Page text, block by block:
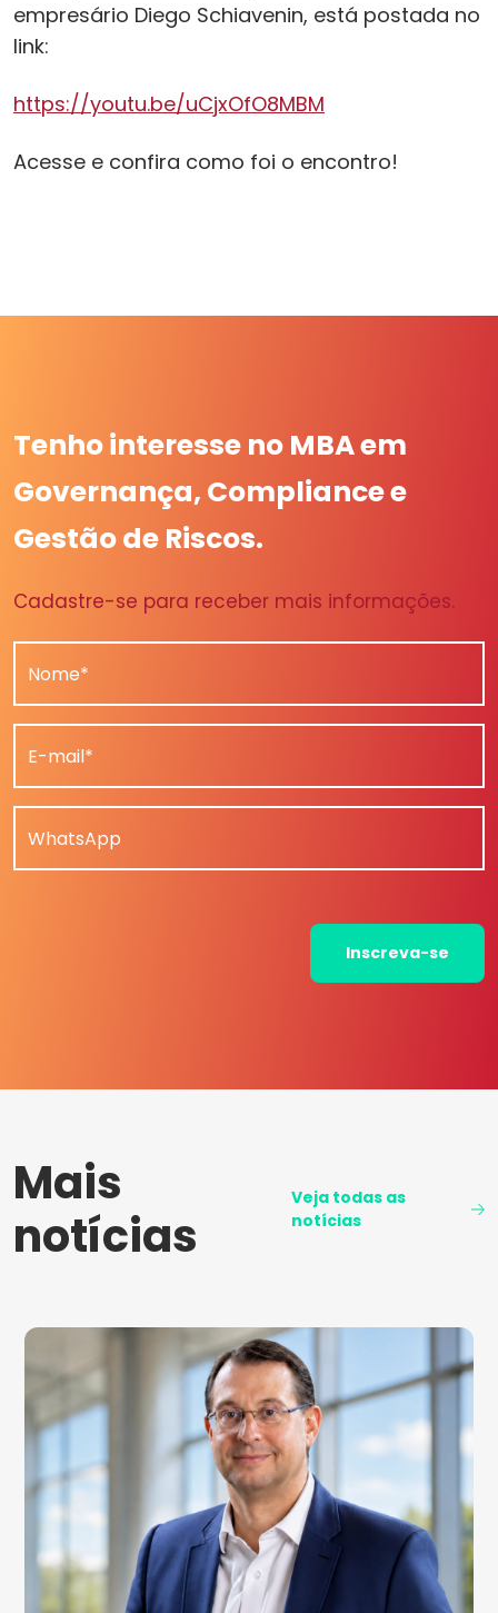
empresário Diego Schiavenin, está postada no
link:
https://youtu.be/uCjxOfO8MBM
Acesse e confira como foi o encontro!
Tenho interesse no MBA em
Governança, Compliance e
Gestão de Riscos.
Cadastre-se para receber mais informações.
Nome*
E-mail*
WhatsApp
Inscreva-se
Mais
notícias
Veja todas as
notícias